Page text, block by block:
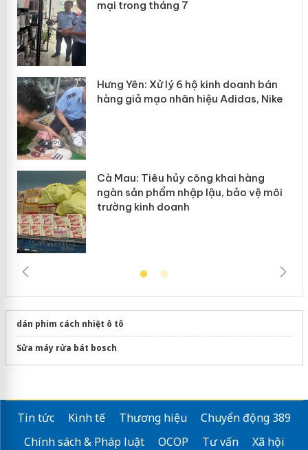
mại trong tháng 7
Hưng Yên: Xử lý 6 hộ kinh doanh bán
hàng giả mạo nhãn hiệu Adidas, Nike
Cà Mau: Tiêu hủy công khai hàng
ngàn sản phẩm nhập lậu, bảo vệ môi
trường kinh doanh
dán phim cách nhiệt ô tô
Sửa máy rửa bát bosch
Tin tức Kinh tế Thương hiệu
Chuyển động 389
Chính sách & Pháp luật
OCOP Tư vấn
Xã hội